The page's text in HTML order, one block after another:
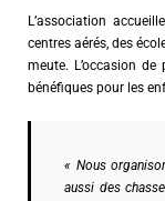
L’association
centres aérés, des
meute. L’occasion
bénéfiques pour les
« Nous
aussi des